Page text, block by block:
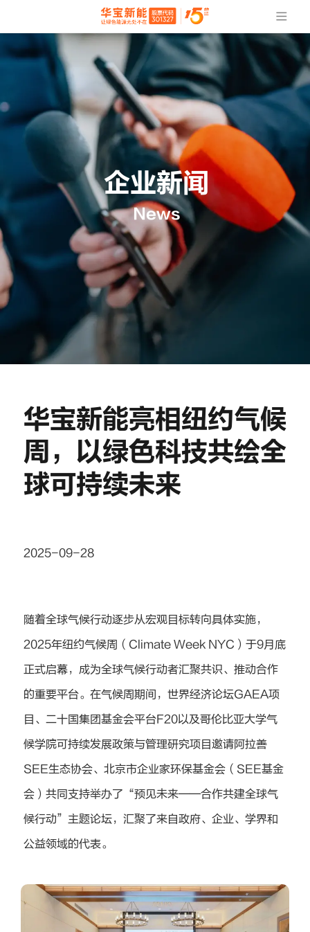
企业新闻
News
华宝新能亮相纽约气候
周，以绿色科技共绘全
球可持续未来
2025-09-28
随着全球气候行动逐步从宏观目标转向具体实施，
2025年纽约气候周（Climate Week NYC）于9月底
正式启幕，成为全球气候行动者汇聚共识、推动合作
的重要平台。在气候周期间，世界经济论坛GAEA项
目、二十国集团基金会平台F20以及哥伦比亚大学气
候学院可持续发展政策与管理研究项目邀请阿拉善
SEE生态协会、北京市企业家环保基金会（SEE基金
会）共同支持举办了“预见未来——合作共建全球气
候行动”主题论坛，汇聚了来自政府、企业、学界和
公益领域的代表。